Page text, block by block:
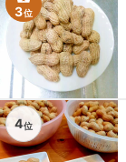
3位
4位